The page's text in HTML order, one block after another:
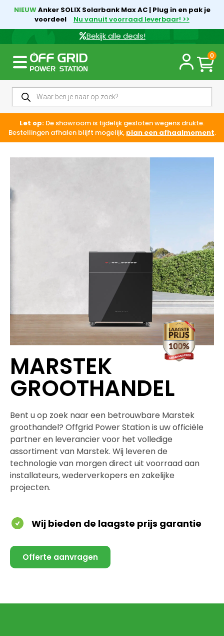
NIEUWAnker SOLIX Solarbank Max AC | Plug in en pak je
voordeel
Nu vanuit voorraad leverbaar! >>
Bekijk alle deals!
0
Let op: De showroom is tijdelijk gesloten wegens drukte.
Bestellingen afhalen blijft mogelijk, plan een afhaalmoment.
MARSTEK
GROOTHANDEL
Bent u op zoek naar een betrouwbare Marstek
groothandel? Offgrid Power Station is uw officiële
partner en leverancier voor het volledige
assortiment van Marstek. Wij leveren de
technologie van morgen direct uit voorraad aan
installateurs, wederverkopers en zakelijke
projecten.
Wij bieden de laagste prijs garantie
Offerte aanvragen